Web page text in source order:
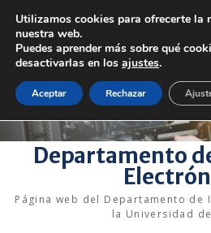
contenido
+34 954 48 73 72
Bienvenido a nuestro
Enlaces rápidos
Departamento
Página web del Departamento de
la Universidad
Utilizamos cookies para ofrecerte la
nuestra web.
Puedes aprender más sobre qué
desactivarlas en los ajustes.
Aceptar Rechazar